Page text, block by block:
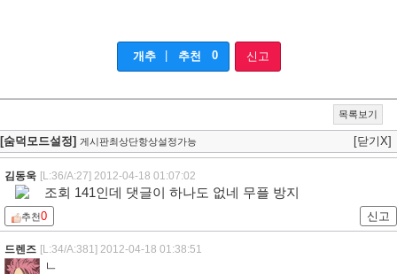
개추 추천 0 신고
목록보기
[숨덕모드설정] 게시판최상단항상설정가능 [닫기X]
김동욱 [L:36/A:27] 2012-04-18 01:07:02
조회 141인데 댓글이 하나도 없네 무플 방지
추천0 신고
드렌즈 [L:34/A:381] 2012-04-18 01:38:51
ㄴ